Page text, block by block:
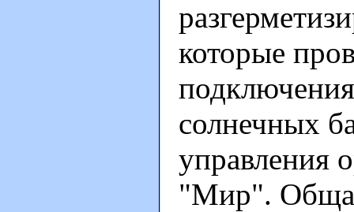
которые
солнечных
управления
"Мир".